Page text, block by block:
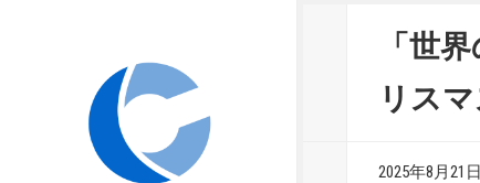
「世
リス
2025年8月21日